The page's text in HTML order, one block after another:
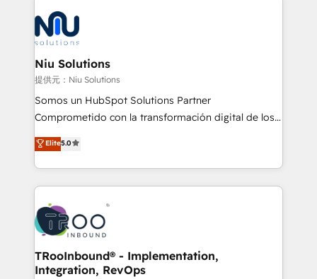
Connect with us to see how we can do better and be
better together 🏆
ERPs, e-commerce, plataformas financieras,
WhatsApp y sistemas logísticos. Nuestro equipo
multicultural trabaja en español, inglés y portugués,
uniendo visión estratégica y excelencia técnica para
generar resultados medibles. Apoyamos a empresas
de construcción, educación, tecnología, retail, e-
commerce, salud, financieras, seguros y servicios,
tomar decisiones basadas en datos. 🌎 Highlights:
5+ años como partner HubSpot 100+
LATAM 2025 🏆 Impulsamos crecimiento con CRM +
IA en múltiples industrias. 👉 ¿Listo para transformar
Niu Solutions
提供元：Niu Solutions
Somos un HubSpot Solutions Partner
Comprometido con la transformación digital de los
procesos comerciales de las empresas en
Latinoamérica, con un enfoque en Marketing, Ventas
y Servicio al Cliente. Somos un equipo de trabajo
multidisciplinario de alto rendimiento, con
conocimiento y experiencia enfocado en: 1.
Optimizar la eficiencia operativa de nuestros
clientes 2. Mejorar la experiencia del cliente 3.
Asegurar resultados medibles Nos especializamos
en bancos, seguros, e-commerce, Desarrolladores
Elite5.0
TRooInbound® - Implementation,
Integration, RevOps